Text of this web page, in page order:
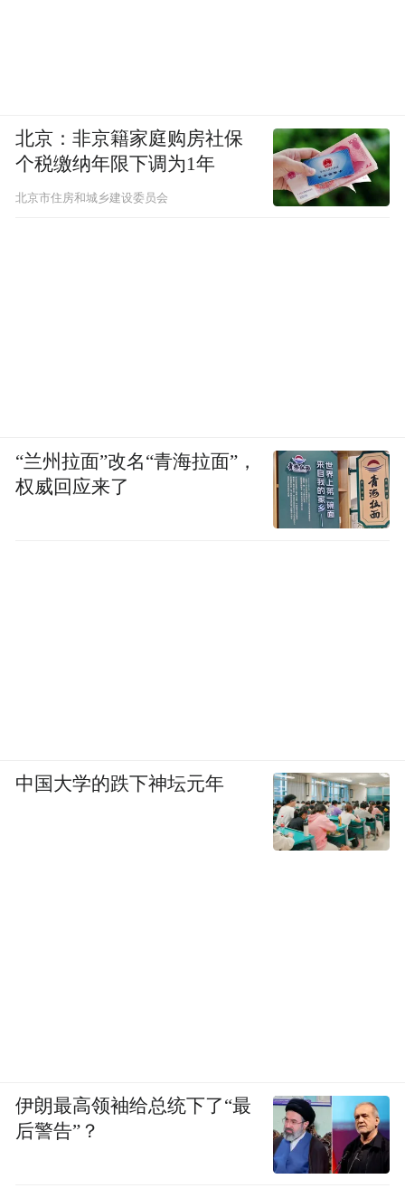
北京：非京籍家庭购房社保
个税缴纳年限下调为1年
北京市住房和城乡建设委员会
“兰州拉面”改名“青海拉面”，
权威回应来了
中国大学的跌下神坛元年
伊朗最高领袖给总统下了“最
后警告”？